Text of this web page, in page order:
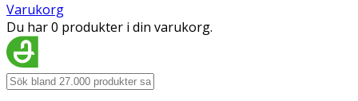
Varukorg
Du har 0 produkter i din varukorg.